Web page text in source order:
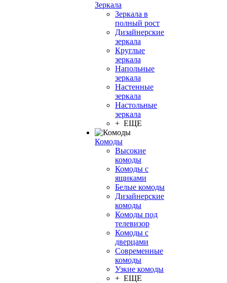
Зеркала
Зеркала в
полный рост
Дизайнерские
зеркала
Круглые
зеркала
Напольные
зеркала
Настенные
зеркала
Настольные
зеркала
+ ЕЩЕ
Комоды
Высокие
комоды
Комоды с
ящиками
Белые комоды
Дизайнерские
комоды
Комоды под
телевизор
Комоды с
дверцами
Современные
комоды
Узкие комоды
+ ЕЩЕ